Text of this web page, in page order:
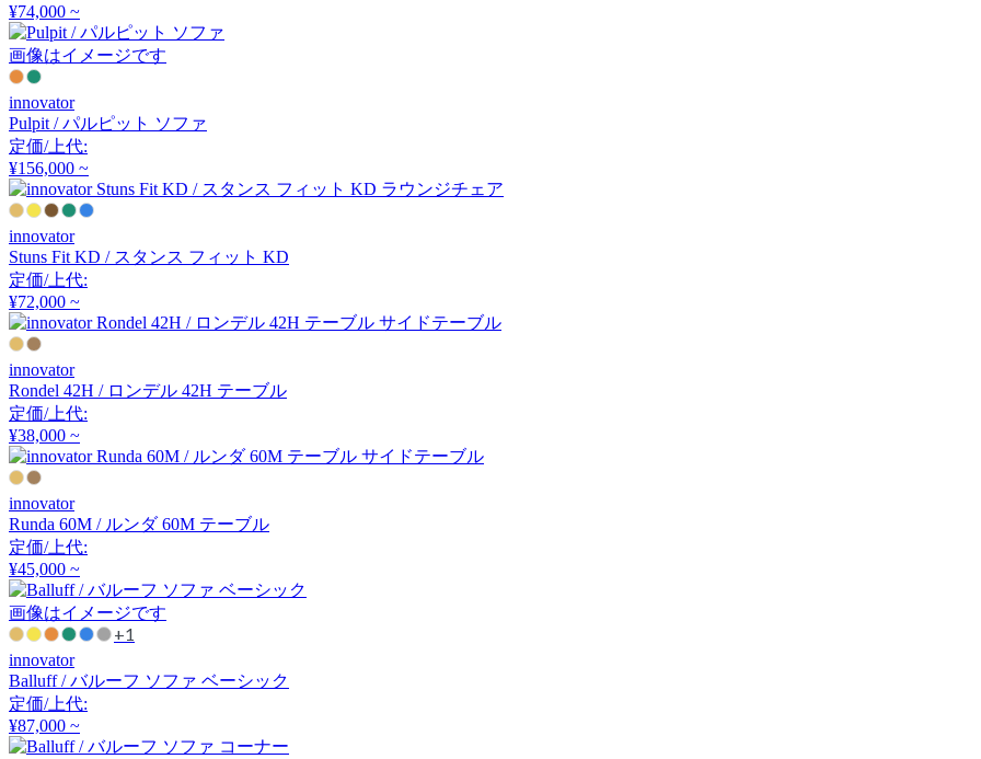
ARIAKE
アリアケ
arper
アルペール
arrmet
ART WORK STUDIO
artek
アルテック
Artemide
アルテミデ
¥74,000 ~
画像はイメージです
innovator
Pulpit / パルピット ソファ
定価/上代:
¥156,000 ~
innovator
Stuns Fit KD / スタンス フィット KD
定価/上代:
¥72,000 ~
innovator
Rondel 42H / ロンデル 42H テーブル
定価/上代:
¥38,000 ~
innovator
Runda 60M / ルンダ 60M テーブル
定価/上代:
¥45,000 ~
画像はイメージです
+1
innovator
Balluff / バルーフ ソファ ベーシック
定価/上代:
¥87,000 ~